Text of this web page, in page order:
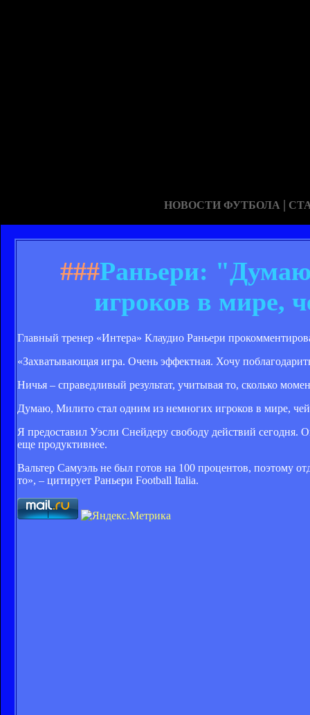
НОВОСТИ ФУТБОЛА |
###Раньери:
игроков в мире,
Главный тренер «Интера» Клаудио Раньери
«Захватывающая игра. Очень эффектная. Хочу
Ничья – справедливый результат, учитывая то, сколько
Думаю, Милито стал одним из немногих игроков в мире,
Я предоставил Уэсли Снейдеру свободу действий
еще продуктивнее.
Вальтер Самуэль не был готов на 100 процентов, поэтому
то», – цитирует Раньери Football Italia.